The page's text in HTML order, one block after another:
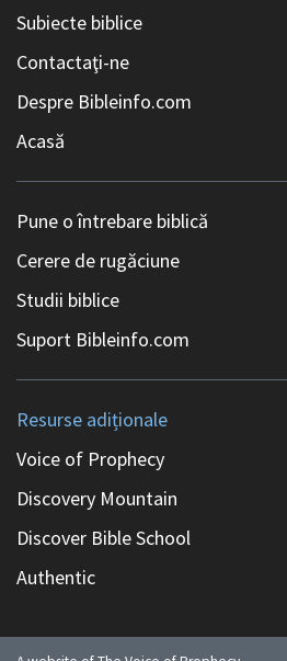
Subiecte biblice
Contactaţi-ne
Despre Bibleinfo.com
Acasă
Pune o întrebare biblică
Cerere de rugăciune
Studii biblice
Suport Bibleinfo.com
Resurse adiționale
Voice of Prophecy
Discovery Mountain
Discover Bible School
Authentic